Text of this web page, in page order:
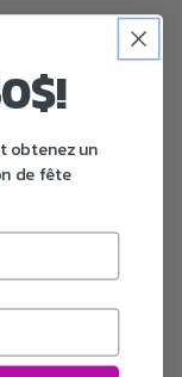
obtenez un
de fête